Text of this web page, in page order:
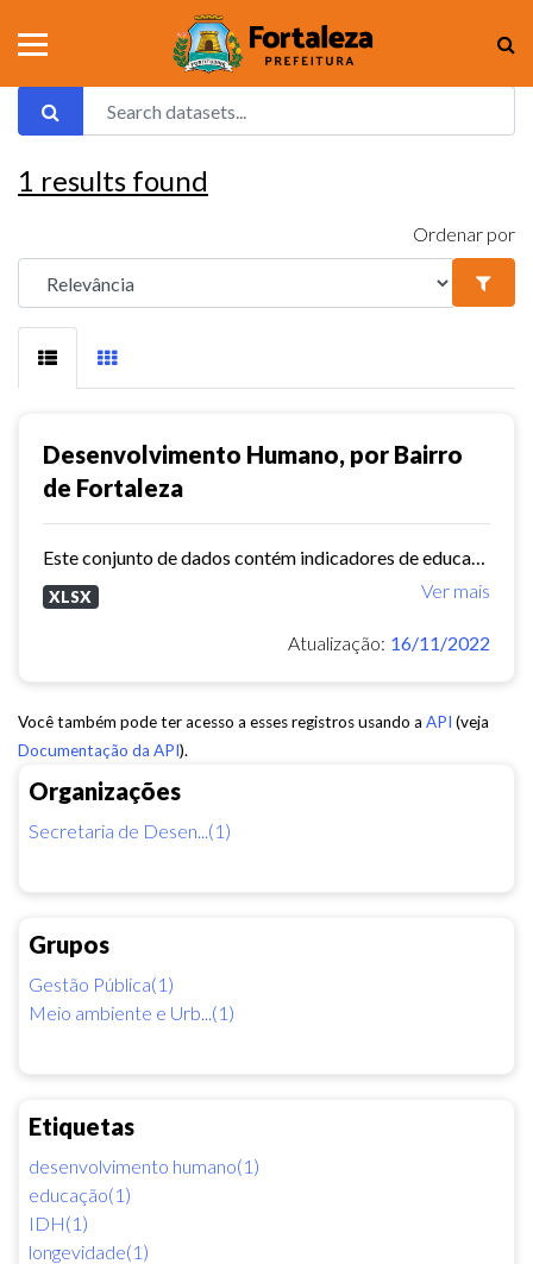
Organizações
Secretaria de Desen...(1)
Grupos
Gestão Pública(1)
Meio ambiente e Urb...(1)
Etiquetas
desenvolvimento humano(1)
educação(1)
IDH(1)
longevidade(1)
1 results found
Ordenar por
Desenvolvimento Humano, por Bairro
de Fortaleza
Ver mais
XLSX
Atualização: 16/11/2022
Você também pode ter acesso a esses registros usando a API (veja
Documentação da API).